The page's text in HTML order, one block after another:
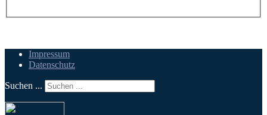
Impressum
Datenschutz
Suchen ...